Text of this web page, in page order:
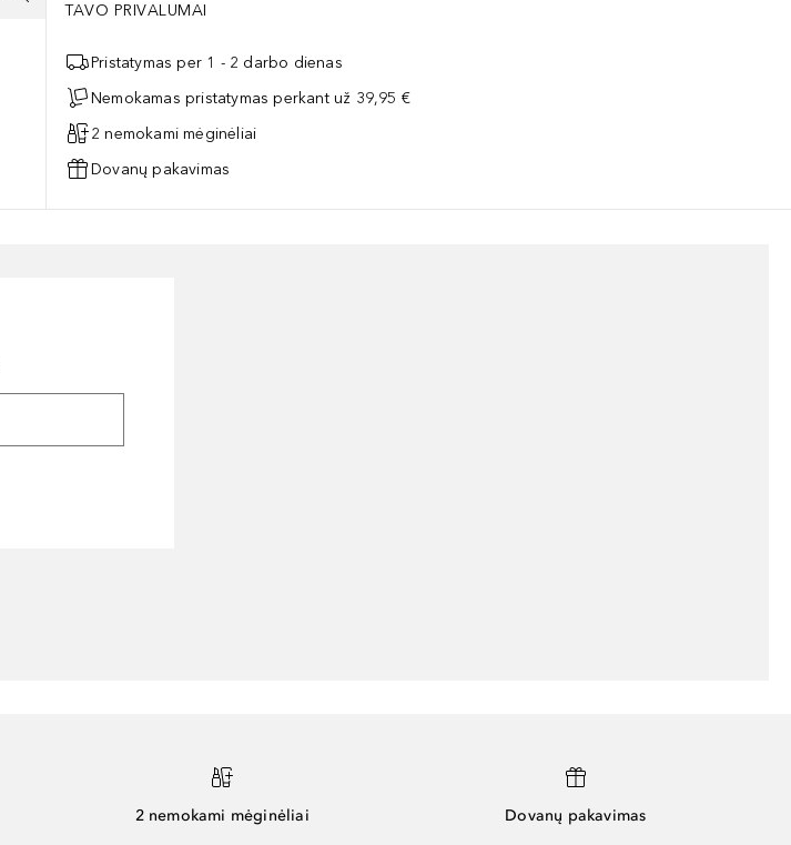
TAVO PRIVALUMAI
Pristatymas per 1 - 2 darbo dienas
Nemokamas pristatymas perkant už 39,95 €
2 nemokami mėginėliai
Dovanų pakavimas
2 nemokami mėginėliai Dovanų pakavimas